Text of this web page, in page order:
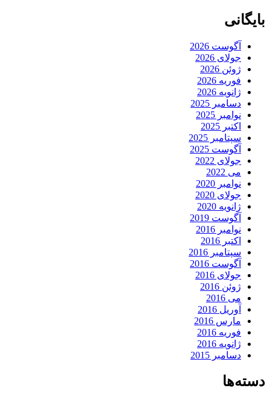
بایگانی
آگوست 2026
جولای 2026
ژوئن 2026
فوریه 2026
ژانویه 2026
دسامبر 2025
نوامبر 2025
اکتبر 2025
سپتامبر 2025
آگوست 2025
جولای 2022
می 2022
نوامبر 2020
جولای 2020
ژانویه 2020
آگوست 2019
نوامبر 2016
اکتبر 2016
سپتامبر 2016
آگوست 2016
جولای 2016
ژوئن 2016
می 2016
آوریل 2016
مارس 2016
فوریه 2016
ژانویه 2016
دسامبر 2015
دسته‌ها